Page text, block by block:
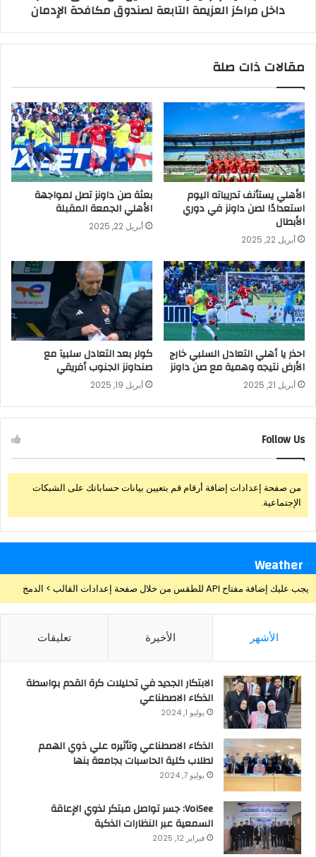
داخل مراكز العزيمة التابعة لصندوق مكافحة الإدمان
مقالات ذات صلة
الأهلي يستأنف تدريباته اليوم
استعدادًا لصن داونز في دوري
الأبطال
أبريل 22, 2025
بعثة صن داونز تصل لمواجهة
الأهلي الجمعة المقبلة
أبريل 22, 2025
احذر يا أهلي التعادل السلبي خارج
الأرض نتيجه وهمية مع صن داونز
أبريل 21, 2025
كولر بعد التعادل سلبيآ مع
صنداونز الجنوب أفريقي
أبريل 19, 2025
Follow Us
من صفحة إعدادات إضافة أرقام قم بتعيين بيانات حساباتك على الشبكات
الإجتماعية.
Weather
يجب عليك إضافة مفتاح API للطقس من خلال صفحة إعدادات القالب > الدمج
الأشهر الأخيرة تعليقات
الابتكار الجديد في تحليلات كرة القدم بواسطة
الذكاء الاصطناعي
يوليو 1, 2024
الذكاء الاصطناعي وتأثيره علي ذوي الهمم
لطلاب كلية الحاسبات بجامعة بنها
يوليو 7, 2024
VoiSee: جسر تواصل مبتكر لذوي الإعاقة
السمعية عبر النظارات الذكية
فبراير 12, 2025